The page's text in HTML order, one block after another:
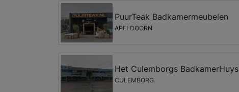
PuurTeak Badkamermeubelen
APELDOORN
Het Culemborgs BadkamerHuys
CULEMBORG